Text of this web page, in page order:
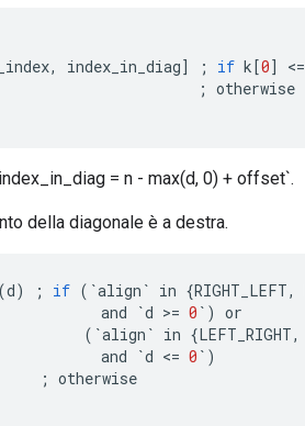
, index_in_diag] ; if k[0] <=
; otherwise
= n - max(d, 0) + offset`.
della diagonale è a destra.
(d) ; if ( `align ` in {RIGHT_LEFT,
and
`d >= 0 ` ) or
( `align ` in {LEFT_RIGHT,
and
`d <= 0 ` )
; otherwise